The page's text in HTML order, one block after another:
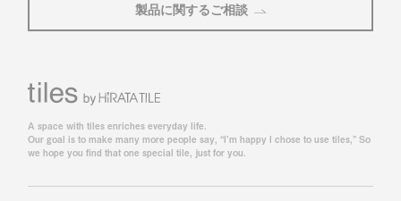
製品に関するご相談
A space with tiles enriches everyday life.
Our goal is to make many more people say, “I’m happy I chose to use tiles,” So
we hope you find that one special tile, just for you.